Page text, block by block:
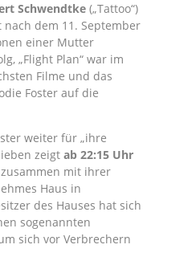
Schwendtke („Tattoo“)
dem 11. September
einer Mutter
„Flight Plan“ war im
Filme und das
Foster auf die
weiter für „ihre
zeigt ab 22:15 Uhr
mit ihrer
Haus in
des Hauses hat sich
sogenannten
sich vor Verbrechern